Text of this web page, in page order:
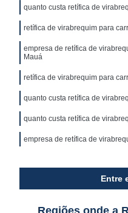
quanto custa retífica de
retífica de virabrequim para
empresa de retífica de
Mauá
retífica de virabrequim para
quanto custa retífica de
quanto custa retífica de
empresa de retífica de
Entre
Regiões onde a